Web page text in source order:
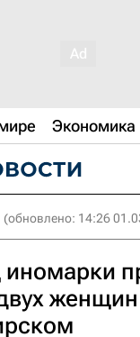
Экономика
(обновлено: 14:26
иномарки